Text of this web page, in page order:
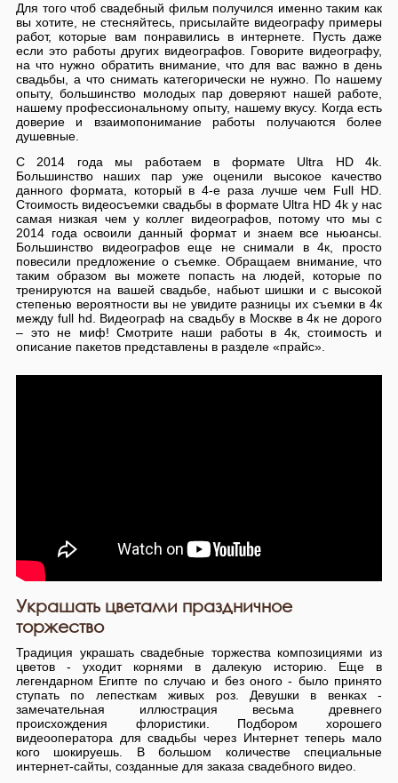
Для того чтоб свадебный фильм получился именно таким как
вы хотите, не стесняйтесь, присылайте видеографу примеры
работ, которые вам понравились в интернете. Пусть даже
если это работы других видеографов. Говорите видеографу,
на что нужно обратить внимание, что для вас важно в день
свадьбы, а что снимать категорически не нужно. По нашему
опыту, большинство молодых пар доверяют нашей работе,
нашему профессиональному опыту, нашему вкусу. Когда есть
доверие и взаимопонимание работы получаются более
душевные.
С 2014 года мы работаем в формате Ultra HD 4k.
Большинство наших пар уже оценили высокое качество
данного формата, который в 4-е раза лучше чем Full HD.
Стоимость видеосъемки свадьбы в формате Ultra HD 4k у нас
самая низкая чем у коллег видеографов, потому что мы с
2014 года освоили данный формат и знаем все ньюансы.
Большинство видеографов еще не снимали в 4к, просто
повесили предложение о съемке. Обращаем внимание, что
таким образом вы можете попасть на людей, которые по
тренируются на вашей свадьбе, набьют шишки и с высокой
степенью вероятности вы не увидите разницы их съемки в 4к
между full hd. Видеограф на свадьбу в Москве в 4к не дорого
– это не миф! Смотрите наши работы в 4к, стоимость и
описание пакетов представлены в разделе «прайс».
Украшать цветами праздничное
торжество
Традиция украшать свадебные торжества композициями из
цветов - уходит корнями в далекую историю. Еще в
легендарном Египте по случаю и без оного - было принято
ступать по лепесткам живых роз. Девушки в венках -
замечательная иллюстрация весьма древнего
происхождения флористики. Подбором хорошего
видеооператора для свадьбы через Интернет теперь мало
кого шокируешь. В большом количестве специальные
интернет-сайты, созданные для заказа свадебного видео.